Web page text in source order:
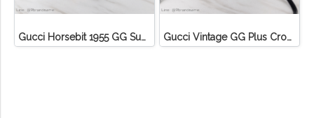
Gucci Horsebit 1955 GG Supreme Canvas Bag Gucci Vintage GG Plus Crossbody Bag